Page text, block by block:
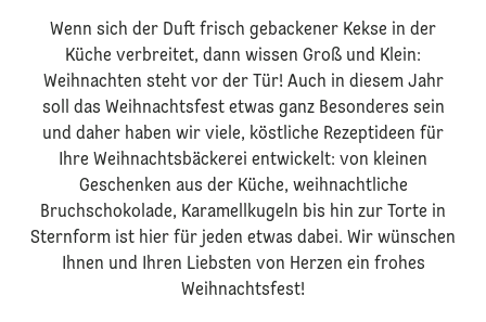
Wenn sich der Duft frisch gebackener Kekse in der
Küche verbreitet, dann wissen Groß und Klein:
Weihnachten steht vor der Tür! Auch in diesem Jahr
soll das Weihnachtsfest etwas ganz Besonderes sein
und daher haben wir viele, köstliche Rezeptideen für
Ihre Weihnachtsbäckerei entwickelt: von kleinen
Geschenken aus der Küche, weihnachtliche
Bruchschokolade, Karamellkugeln bis hin zur Torte in
Sternform ist hier für jeden etwas dabei. Wir wünschen
Ihnen und Ihren Liebsten von Herzen ein frohes
Weihnachtsfest!